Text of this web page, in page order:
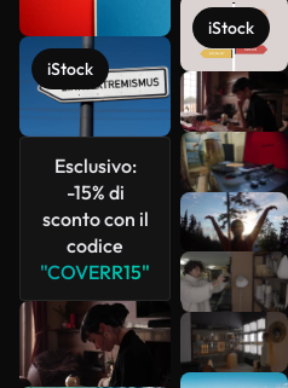
iStock
Esclusivo:
-15% di
sconto con il
codice
"COVERR15"
iStock